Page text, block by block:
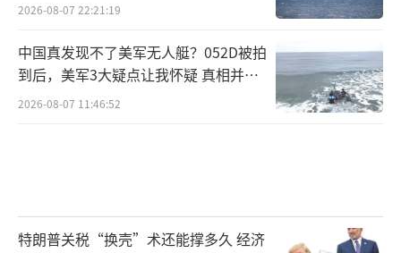
2026-08-07 22:21:19
中国真发现不了美军无人艇？052D被拍
到后，美军3大疑点让我怀疑 真相并非
如此
2026-08-07 11:46:52
特朗普关税“换壳”术还能撑多久 经济